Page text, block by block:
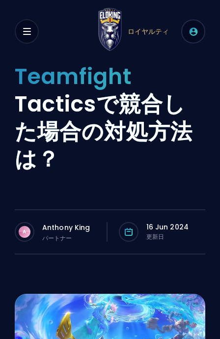
ロイヤルティ
Teamfight
Tacticsで競合し
た場合の対処方法
は？
A Anthony King
パートナー
16 Jun 2024
更新日